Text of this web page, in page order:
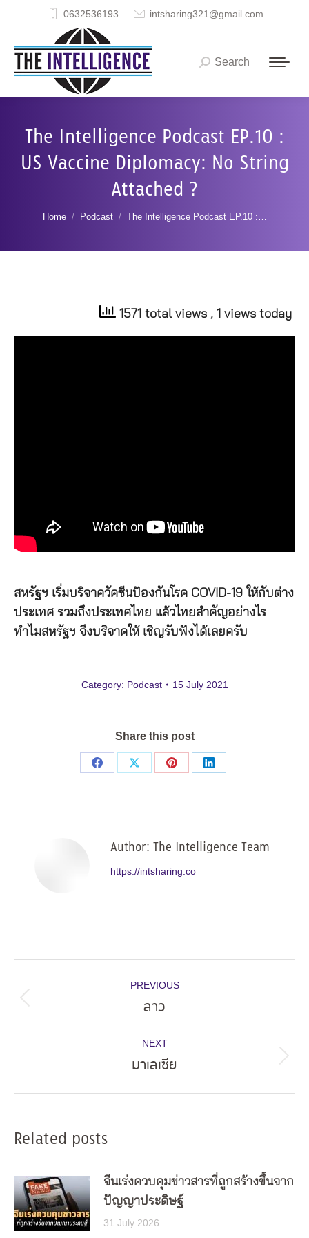
0632536193 intsharing321@gmail.com
Search:
Search
The Intelligence Podcast EP.10 :
US Vaccine Diplomacy: No String
Attached ?
You are here:
Home Podcast The Intelligence Podcast EP.10 :…
1571 total views , 1 views today
สหรัฐฯ เริ่มบริจาควัคซีนป้องกันโรค COVID-19 ให้กับต่าง
ประเทศ รวมถึงประเทศไทย แล้วไทยสำคัญอย่างไร
ทำไมสหรัฐฯ จึงบริจาคให้ เชิญรับฟังได้เลยครับ
Category: Podcast 15 July 2021
Share this post
Share
Share
Share
Share
Author: The Intelligence Team
https://intsharing.co
navigation
PREVIOUS
Previous
ลาว
NEXT
Next
มาเลเซีย
Related posts
จีนเร่งควบคุมข่าวสารที่ถูกสร้างขึ้นจาก
ปัญญาประดิษฐ์
31 July 2026